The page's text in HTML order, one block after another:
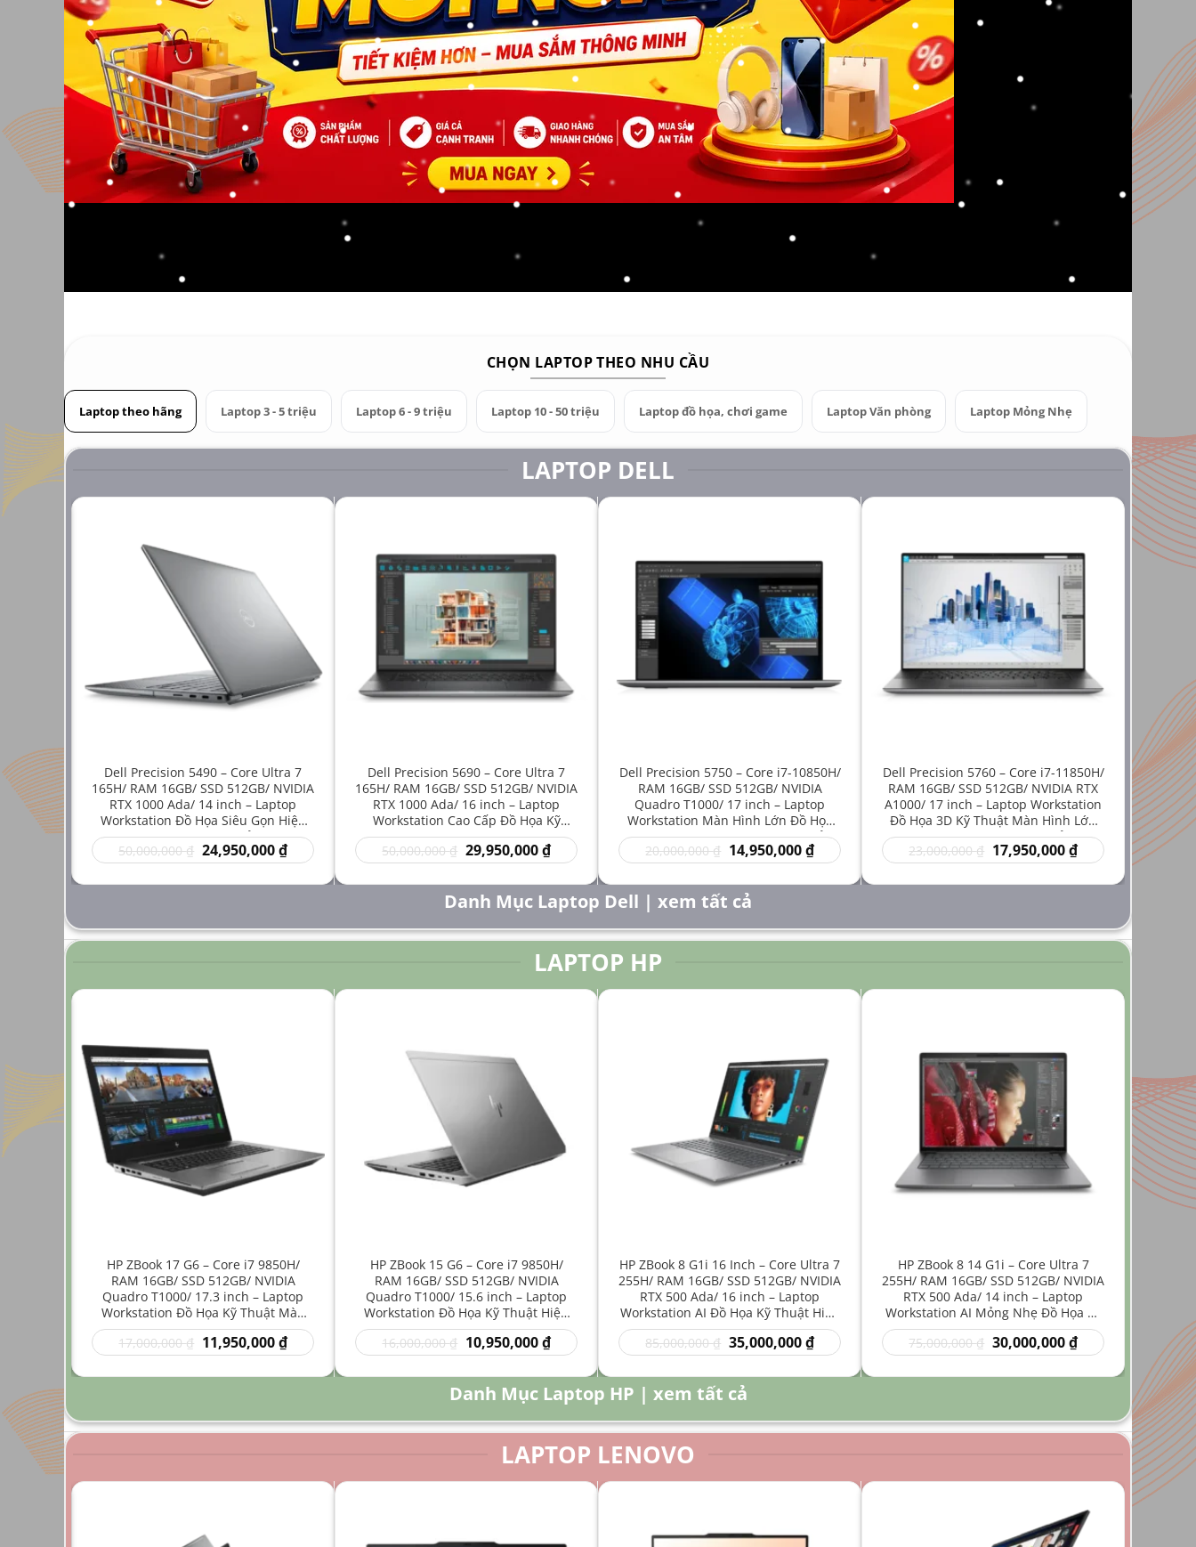
CHỌN LAPTOP THEO NHU CẦU
Laptop theo hãng Laptop 3 - 5 triệu Laptop 6 - 9 triệu Laptop 10 - 50 triệu Laptop đồ họa, chơi game Laptop Văn phòng Laptop Mỏng Nhẹ
LAPTOP DELL
Dell Precision 5490 – Core Ultra 7
165H/ RAM 16GB/ SSD 512GB/ NVIDIA
RTX 1000 Ada/ 14 inch – Laptop
Workstation Đồ Họa Siêu Gọn Hiệu
Năng Cao Giá Rẻ
50,000,000₫ Giá
gốc
50,000,000 ₫.
24,950,000₫Giá
hiện
là:
Dell Precision 5690 – Core Ultra 7
165H/ RAM 16GB/ SSD 512GB/ NVIDIA
RTX 1000 Ada/ 16 inch – Laptop
Workstation Cao Cấp Đồ Họa Kỹ
Thuật Sáng Tạo Hiệu Năng Mạnh
50,000,000₫ Giá
gốc
50,000,000 ₫.
29,950,000₫Giá
hiện
là:
29,950,000 ₫.
Dell Precision 5750 – Core i7-10850H/
RAM 16GB/ SSD 512GB/ NVIDIA
Quadro T1000/ 17 inch – Laptop
Workstation Màn Hình Lớn Đồ Họa
Kỹ Thuật Chuyên Nghiệp Giá Rẻ
20,000,000₫ Giá
gốc
20,000,000 ₫.
14,950,000₫Giá
hiện
là:
Dell Precision 5760 – Core i7-11850H/
RAM 16GB/ SSD 512GB/ NVIDIA RTX
A1000/ 17 inch – Laptop Workstation
Đồ Họa 3D Kỹ Thuật Màn Hình Lớn
Hiệu Năng Mạnh Giá Rẻ
23,000,000₫ Giá
gốc
23,000,000 ₫.
17,950,000₫Giá
hiện
là:
i7-
–
Cho
Danh Mục Laptop Dell | xem tất cả
LAPTOP HP
HP ZBook 17 G6 – Core i7 9850H/
RAM 16GB/ SSD 512GB/ NVIDIA
Quadro T1000/ 17.3 inch – Laptop
Workstation Đồ Họa Kỹ Thuật Màn
Hình Lớn
17,000,000₫ Giá
gốc
17,000,000 ₫.
11,950,000₫Giá
hiện
là:
HP ZBook 15 G6 – Core i7 9850H/
RAM 16GB/ SSD 512GB/ NVIDIA
Quadro T1000/ 15.6 inch – Laptop
Workstation Đồ Họa Kỹ Thuật Hiệu
Năng Cao
16,000,000₫ Giá
gốc
16,000,000 ₫.
10,950,000₫Giá
hiện
là:
10,950,000 ₫.
HP ZBook 8 G1i 16 Inch – Core Ultra 7
255H/ RAM 16GB/ SSD 512GB/ NVIDIA
RTX 500 Ada/ 16 inch – Laptop
Workstation AI Đồ Họa Kỹ Thuật Hiệu
Năng Cao
85,000,000₫ Giá
gốc
85,000,000 ₫.
35,000,000₫Giá
hiện
là:
HP ZBook 8 14 G1i – Core Ultra 7
255H/ RAM 16GB/ SSD 512GB/ NVIDIA
RTX 500 Ada/ 14 inch – Laptop
Workstation AI Mỏng Nhẹ Đồ Họa Kỹ
Thuật
75,000,000₫ Giá
gốc
75,000,000 ₫.
30,000,000₫Giá
hiện
là:
30,000,000 ₫.
9,950,000 ₫. Danh Mục Laptop HP | xem tất cả
LAPTOP LENOVO